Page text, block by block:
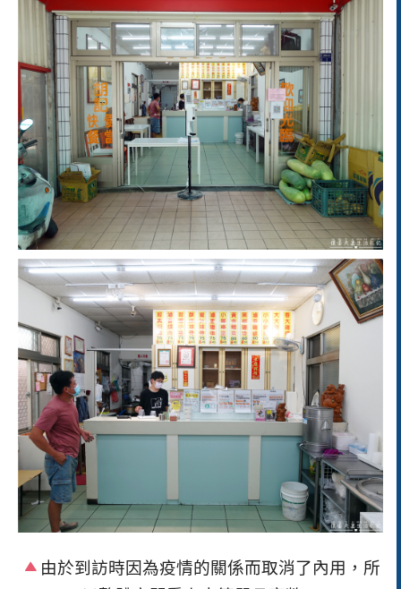
由於到訪時因為疫情的關係而取消了內用，所